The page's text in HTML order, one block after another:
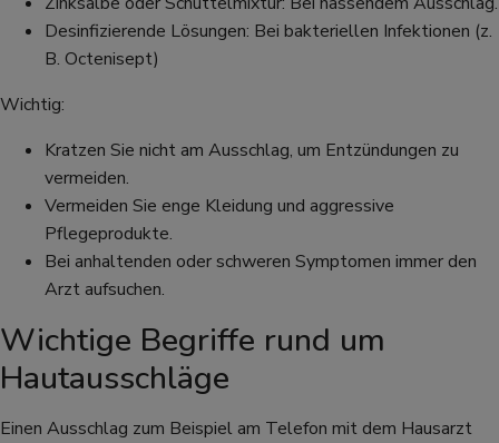
Desinfizierende Lösungen: Bei bakteriellen Infektionen (z.
B. Octenisept)
Wichtig:
Kratzen Sie nicht am Ausschlag, um Entzündungen zu
vermeiden.
Vermeiden Sie enge Kleidung und aggressive
Pflegeprodukte.
Bei anhaltenden oder schweren Symptomen immer den
Arzt aufsuchen.
Wichtige Begriffe rund um
Hautausschläge
Einen Ausschlag zum Beispiel am Telefon mit dem Hausarzt